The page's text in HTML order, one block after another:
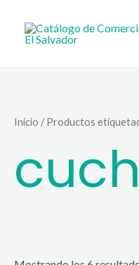
contenido
Inicio / Productos